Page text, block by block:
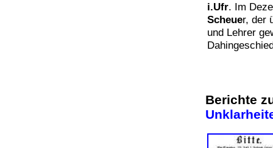
i.Ufr. Im
Scheuer, der
und Lehrer
Berichte